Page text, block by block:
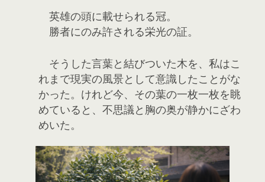
英雄の頭に載せられる冠。
勝者にのみ許される栄光の証。
そうした言葉と結びついた木を、私はこ
れまで現実の風景として意識したことがな
かった。けれど今、その葉の一枚一枚を眺
めていると、不思議と胸の奥が静かにざわ
めいた。